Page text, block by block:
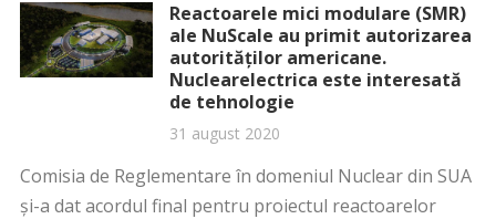
Reactoarele mici modulare (SMR)
ale NuScale au primit autorizarea
autorităților americane.
Nuclearelectrica este interesată
de tehnologie
31 august 2020
Comisia de Reglementare în domeniul Nuclear din SUA
și-a dat acordul final pentru proiectul reactoarelor